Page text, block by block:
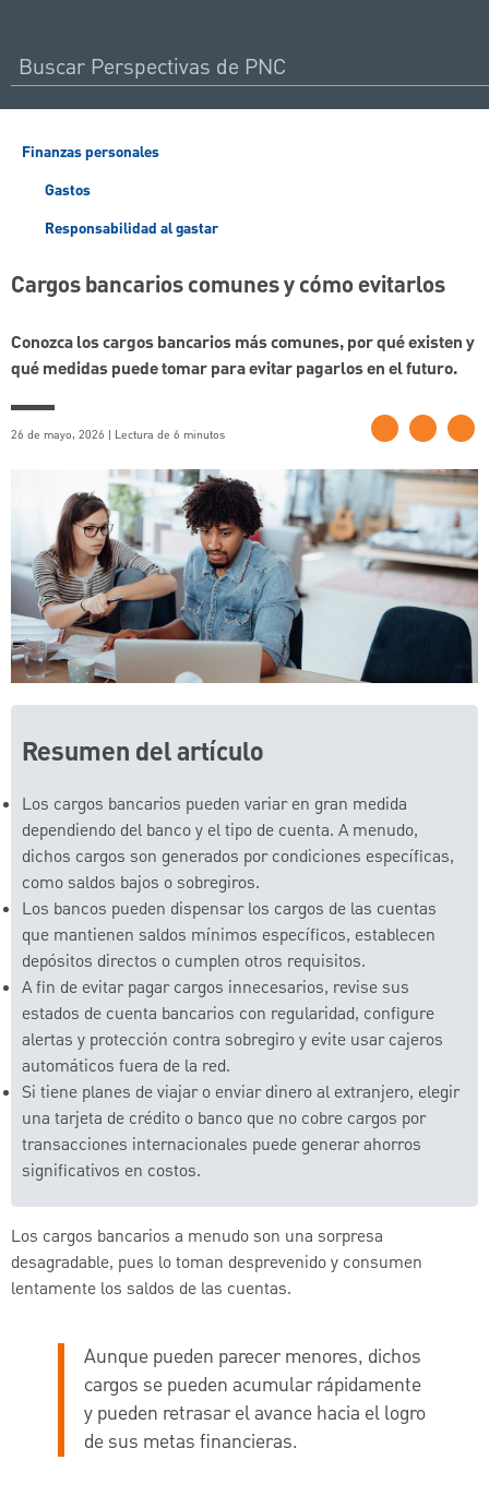
Finanzas personales
Gastos
Responsabilidad al gastar
Cargos bancarios comunes y cómo evitarlos
Conozca los cargos bancarios más comunes, por qué existen y
qué medidas puede tomar para evitar pagarlos en el futuro.
26 de mayo, 2026 | Lectura de 6 minutos
Resumen del artículo
Los cargos bancarios pueden variar en gran medida
dependiendo del banco y el tipo de cuenta. A menudo,
dichos cargos son generados por condiciones específicas,
como saldos bajos o sobregiros.
Los bancos pueden dispensar los cargos de las cuentas
que mantienen saldos mínimos específicos, establecen
depósitos directos o cumplen otros requisitos.
A fin de evitar pagar cargos innecesarios, revise sus
estados de cuenta bancarios con regularidad, configure
alertas y protección contra sobregiro y evite usar cajeros
automáticos fuera de la red.
Si tiene planes de viajar o enviar dinero al extranjero, elegir
una tarjeta de crédito o banco que no cobre cargos por
transacciones internacionales puede generar ahorros
significativos en costos.
Los cargos bancarios a menudo son una sorpresa
desagradable, pues lo toman desprevenido y consumen
lentamente los saldos de las cuentas.
Aunque pueden parecer menores, dichos
cargos se pueden acumular rápidamente
y pueden retrasar el avance hacia el logro
de sus metas financieras.